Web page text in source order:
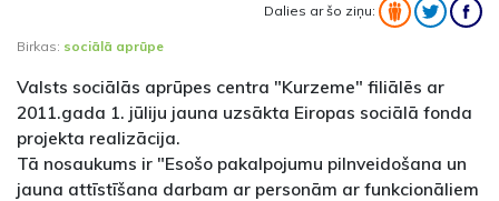
Dalies ar šo ziņu:
Birkas: sociālā aprūpe
Valsts sociālās aprūpes centra "Kurzeme" filiālēs ar
2011.gada 1. jūliju jauna uzsākta Eiropas sociālā fonda
projekta realizācija.
Tā nosaukums ir "Esošo pakalpojumu pilnveidošana un
jauna attīstīšana darbam ar personām ar funkcionāliem